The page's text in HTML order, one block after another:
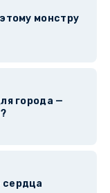
монстру
города —